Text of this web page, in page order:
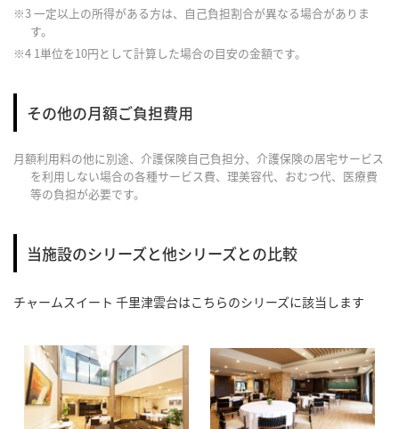
※3 一定以上の所得がある方は、自己負担割合が異なる場合がありま
す。
※4 1単位を10円として計算した場合の目安の金額です。
その他の月額ご負担費用
月額利用料の他に別途、介護保険自己負担分、介護保険の居宅サービス
を利用しない場合の各種サービス費、理美容代、おむつ代、医療費
等の負担が必要です。
当施設のシリーズと他シリーズとの比較
チャームスイート 千里津雲台はこちらのシリーズに該当します